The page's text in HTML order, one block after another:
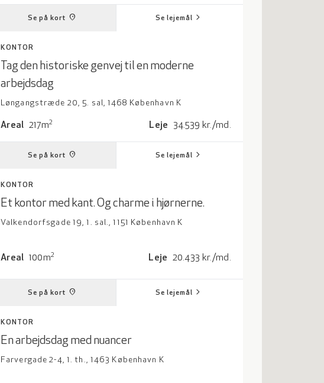
Se på kort place Se lejemål chevron_right
KONTOR
Tag den historiske genvej til en moderne
arbejdsdag
Løngangstræde 20, 5. sal, 1468 København K
Areal: 217 kvadrat meter
Areal 217m2 Leje: 34539 kroner per måned
Leje 34.539 kr./md.
Se på kort place Se lejemål chevron_right
KONTOR
Et kontor med kant. Og charme i hjørnerne.
Valkendorfsgade 19, 1. sal., 1151 København K
Areal: 100 kvadrat meter
Areal 100m2 Leje: 20433 kroner per måned
Leje 20.433 kr./md.
Se på kort place Se lejemål chevron_right
KONTOR
En arbejdsdag med nuancer
Farvergade 2-4, 1. th., 1463 København K